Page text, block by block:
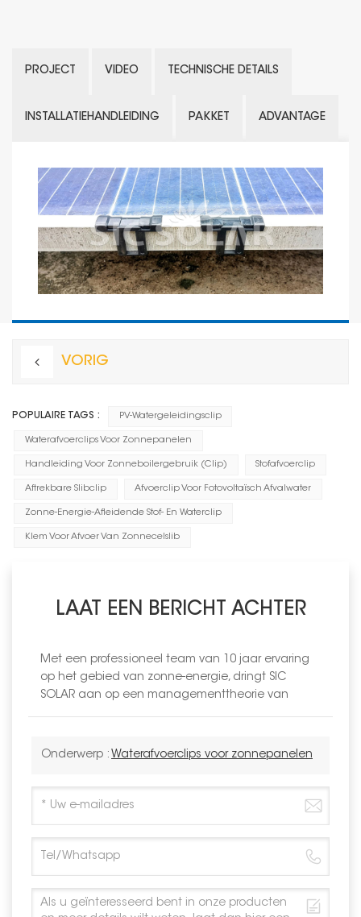
PROJECT VIDEO TECHNISCHE DETAILS
INSTALLATIEHANDLEIDING PAKKET ADVANTAGE
VORIG
POPULAIRE TAGS : PV-Watergeleidingsclip
Waterafvoerclips Voor Zonnepanelen
Handleiding Voor Zonneboilergebruik (clip) Stofafvoerclip
Aftrekbare Slibclip Afvoerclip Voor Fotovoltaïsch Afvalwater
Zonne-Energie-Afleidende Stof- En Waterclip
Klem Voor Afvoer Van Zonnecelslib
LAAT EEN BERICHT ACHTER
Met een professioneel team van 10 jaar ervaring
op het gebied van zonne-energie, dringt SIC
SOLAR aan op een managementtheorie van
Onderwerp : Waterafvoerclips voor zonnepanelen